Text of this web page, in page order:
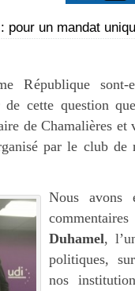
pour un mandat
République sont-
de cette question
de Chamalières et
par le club
Nous avons
Duhamel,
politiques,
nos